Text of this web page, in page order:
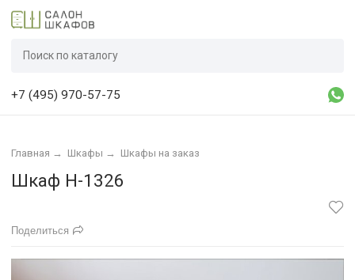
+7 (495) 970-57-75
Главная → Шкафы → Шкафы на заказ
Шкаф Н-1326
Поделиться